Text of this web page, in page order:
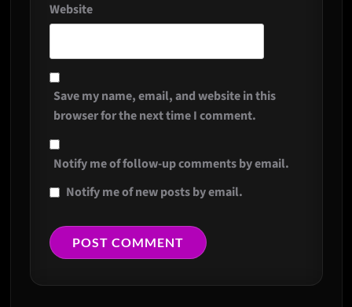
Website
Save my name, email, and website in this
browser for the next time I comment.
Notify me of follow-up comments by email.
Notify me of new posts by email.